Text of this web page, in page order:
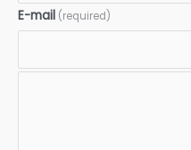
E-mail (required)